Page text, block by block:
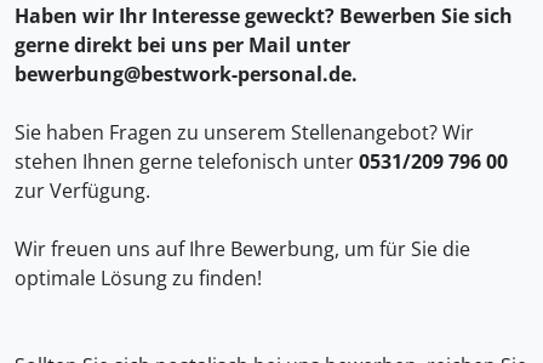
Haben wir Ihr Interesse geweckt? Bewerben Sie sich
gerne direkt bei uns per Mail unter
bewerbung@bestwork-personal.de.
Sie haben Fragen zu unserem Stellenangebot? Wir
stehen Ihnen gerne telefonisch unter0531/209 796 00
zur Verfügung.
Wir freuen uns auf Ihre Bewerbung, um für Sie die
optimale Lösung zu finden!